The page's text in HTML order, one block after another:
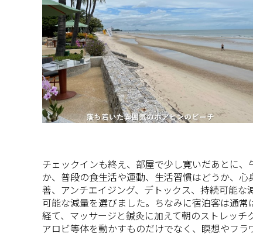
チェックインも終え、部屋で少し寛いだあとに
か、普段の食生活や運動、生活習慣はどうか、
善、アンチエイジング、デトックス、持続可能
可能な減量を選びました。ちなみに宿泊客は通
経て、マッサージと鍼灸に加えて朝のストレッ
アロビ等体を動かすものだけでなく、瞑想やフ